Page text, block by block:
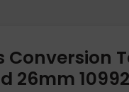
Conversion
26mm